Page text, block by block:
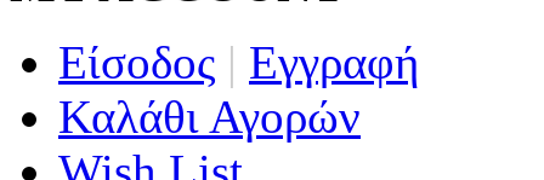
Είσοδος | Εγγραφή
Καλάθι Αγορών